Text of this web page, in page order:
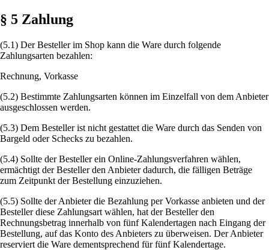
§ 5 Zahlung
(5.1) Der Besteller im Shop kann die Ware durch folgende
Zahlungsarten bezahlen:
Rechnung, Vorkasse
(5.2) Bestimmte Zahlungsarten können im Einzelfall von dem Anbieter
ausgeschlossen werden.
(5.3) Dem Besteller ist nicht gestattet die Ware durch das Senden von
Bargeld oder Schecks zu bezahlen.
(5.4) Sollte der Besteller ein Online-Zahlungsverfahren wählen,
ermächtigt der Besteller den Anbieter dadurch, die fälligen Beträge
zum Zeitpunkt der Bestellung einzuziehen.
(5.5) Sollte der Anbieter die Bezahlung per Vorkasse anbieten und der
Besteller diese Zahlungsart wählen, hat der Besteller den
Rechnungsbetrag innerhalb von fünf Kalendertagen nach Eingang der
Bestellung, auf das Konto des Anbieters zu überweisen. Der Anbieter
reserviert die Ware dementsprechend für fünf Kalendertage.